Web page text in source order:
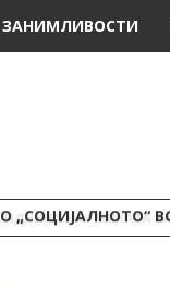
ЗАНИМЛИВОСТИ
„СОЦИЈАЛНОТО“